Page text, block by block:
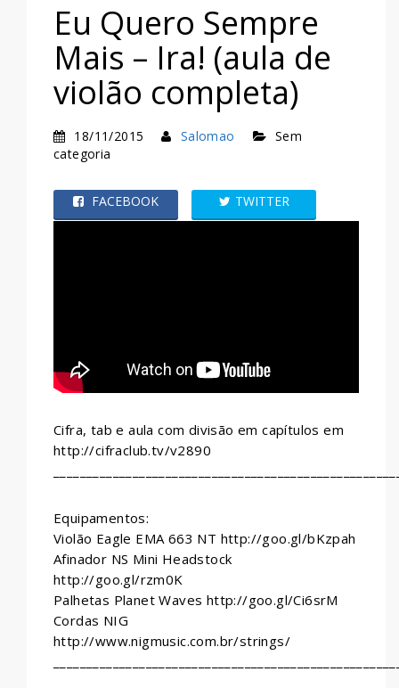
Eu Quero Sempre
Mais – Ira! (aula de
violão completa)
18/11/2015 Salomao
Sem
categoria
FACEBOOK TWITTER
Cifra, tab e aula com divisão em capítulos em
http://cifraclub.tv/v2890
Equipamentos:
Violão Eagle EMA 663 NT http://goo.gl/bKzpah
Afinador NS Mini Headstock
http://goo.gl/rzm0K
Palhetas Planet Waves http://goo.gl/Ci6srM
Cordas NIG
http://www.nigmusic.com.br/strings/